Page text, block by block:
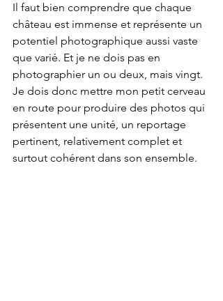
Il faut bien comprendre que chaque
château est immense et représente un
potentiel photographique aussi vaste
que varié. Et je ne dois pas en
photographier un ou deux, mais vingt.
Je dois donc mettre mon petit cerveau
en route pour produire des photos qui
présentent une unité, un reportage
pertinent, relativement complet et
surtout cohérent dans son ensemble.